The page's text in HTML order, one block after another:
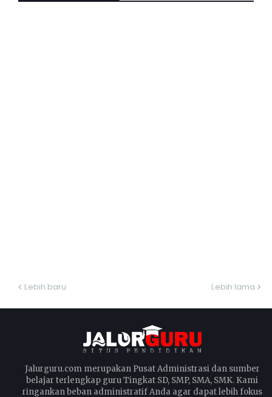
Lebih baru Lebih lama
Jalurguru.com merupakan Pusat Administrasi dan sumber
belajar terlengkap guru Tingkat SD, SMP, SMA, SMK. Kami
ringankan beban administratif Anda agar dapat lebih fokus